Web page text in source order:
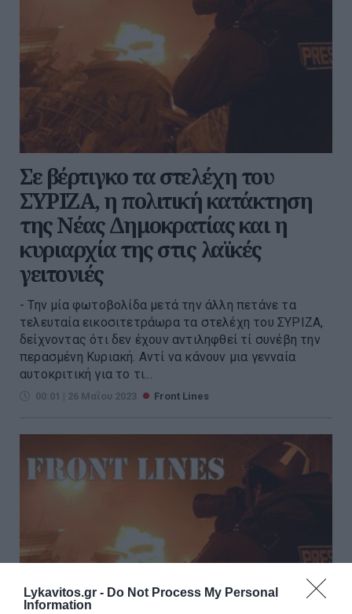
Lykavitos.gr - Do Not Process My Personal
Information
Σε βέρτιγκο τα στελέχη του
ΣΥΡΙΖΑ, η πολιτική κατάκτηση
της Νέας Δημοκρατίας και η
κυριαρχία της στις λαϊκές
γειτονιές
- Την μία φωτοβολίδα μετά την άλλη πετάνε τα
τελευταία εικοσιτετράωρα τα στελέχη του ΣΥΡΙΖΑ,
δείχνοντας ότι δεν έχουν αντιληφθεί τί συνέβη την
περασμένη Κυριακή. Αντί να κάνουν μια γενναία
αυτοκριτική για το τι...
00:01 | 26 Μαΐου 2023 Front Lines